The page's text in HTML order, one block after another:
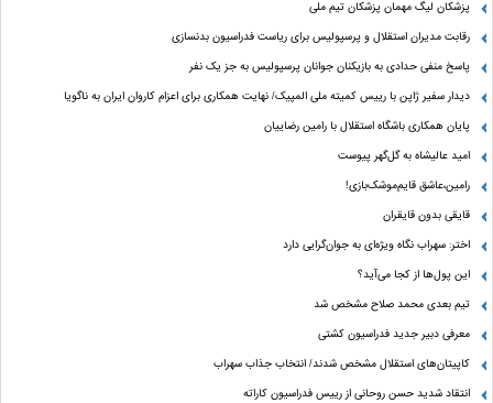
پزشکان لیگ مهمان پزشکان تیم ملی
رقابت مدیران استقلال و پرسپولیس برای ریاست فدراسیون بدنسازی
پاسخ منفی حدادی به بازیکنان جوانان پرسپولیس به جز یک نفر
دیدار سفیر ژاپن با رییس کمیته ملی المپیک/ نهایت همکاری برای اعزام کاروان ایران به ناگویا
پایان همکاری باشگاه استقلال با رامین رضاییان
امید عالیشاه به گل‌گهر پیوست
رامین،عاشق قایم‌موشک‌بازی!
قایقی بدون قایقران
اختر: سهراب نگاه ویژه‌ای به جوان‌گرایی دارد
این پول‌ها از کجا می‌آید؟
تیم بعدی محمد صلاح مشخص شد
معرفی دبیر جدید فدراسیون کشتی
کاپیتان‌های استقلال مشخص شدند/ انتخاب جذاب سهراب
انتقاد شدید حسن روحانی از رییس فدراسیون کاراته